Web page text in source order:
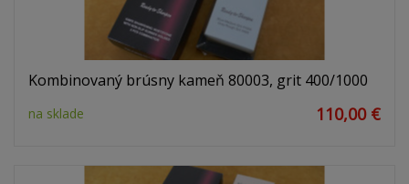
Kombinovaný brúsny kameň 80003, grit 400/1000
na sklade 110,00 €